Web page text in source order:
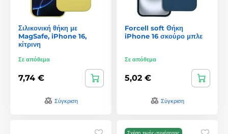
Σιλικονική θήκη με
MagSafe, iPhone 16,
κίτρινη
Σε απόθεμα
7,74 €
Σύγκριση
Forcell soft Θήκη
iPhone 16 σκούρο μπλε
Σε απόθεμα
5,02 €
Σύγκριση
Σχέση τιμής-ποιότητας